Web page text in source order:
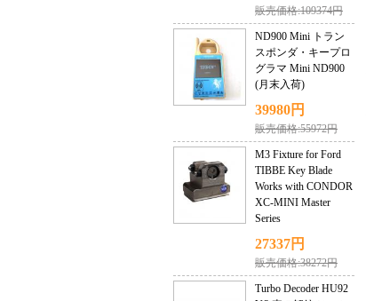
販売価格:109374円
ND900 Mini トラン
スポンダ・キープロ
グラマ Mini ND900
(月末入荷)
39980円
販売価格:55972円
M3 Fixture for Ford
TIBBE Key Blade
Works with CONDOR
XC-MINI Master
Series
27337円
販売価格:38272円
Turbo Decoder HU92